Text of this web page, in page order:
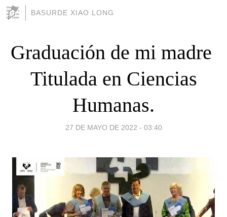
BASURDE XIAO LONG
Graduación de mi madre 
Titulada en Ciencias
Humanas.
27 DE MAYO DE 2022 - 03:40